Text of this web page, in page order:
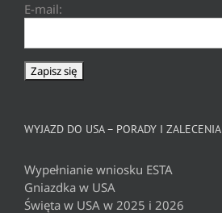
E-mail:
WYJAZD DO USA – PORADY I ZALECENIA
Wypełnianie wniosku ESTA
Gniazdka w USA
Święta w USA w 2025 i 2026